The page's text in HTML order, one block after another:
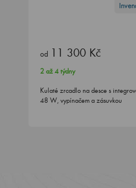
od 11 300 Kč
2 až 4 týdny
Kulaté zrcadlo na desce s
48 W, vypínačem a zásuvkou